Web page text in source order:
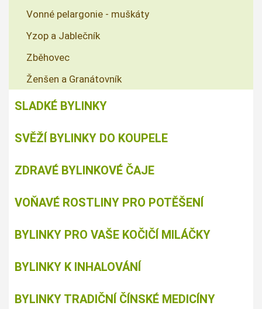
Vonné pelargonie - muškáty
Yzop a Jablečník
Zběhovec
Ženšen a Granátovník
SLADKÉ BYLINKY
SVĚŽÍ BYLINKY DO KOUPELE
ZDRAVÉ BYLINKOVÉ ČAJE
VOŇAVÉ ROSTLINY PRO POTĚŠENÍ
BYLINKY PRO VAŠE KOČIČÍ MILÁČKY
BYLINKY K INHALOVÁNÍ
BYLINKY TRADIČNÍ ČÍNSKÉ MEDICÍNY